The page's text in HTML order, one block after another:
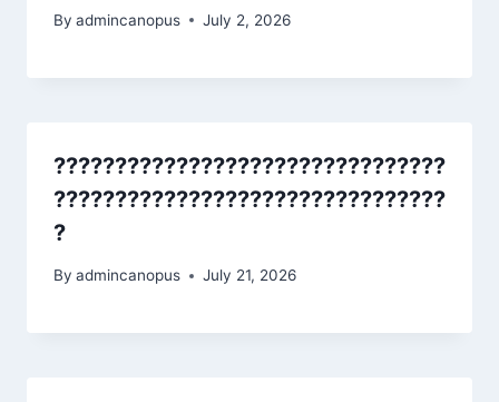
By admincanopus July 2, 2026
????????????????????????????????
????????????????????????????????
?
By admincanopus July 21, 2026